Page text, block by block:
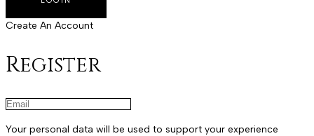
Create An Account
Register
Your personal data will be used to support your experience